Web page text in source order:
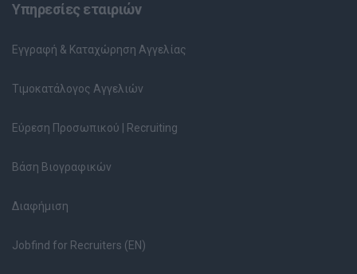
Υπηρεσίες εταιριών
Εγγραφή & Καταχώρηση Αγγελίας
Τιμοκατάλογος Αγγελιών
Εύρεση Προσωπικού | Recruiting
Βάση Βιογραφικών
Διαφήμιση
Jobfind for Recruiters (EN)